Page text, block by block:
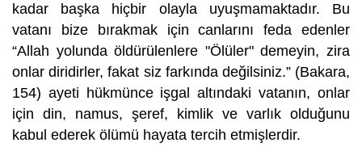
kadar başka hiçbir olayla uyuşmamaktadır. Bu
vatanı bize bırakmak için canlarını feda edenler
“Allah yolunda öldürülenlere "Ölüler" demeyin, zira
onlar diridirler, fakat siz farkında değilsiniz.” (Bakara,
154) ayeti hükmünce işgal altındaki vatanın, onlar
için din, namus, şeref, kimlik ve varlık olduğunu
kabul ederek ölümü hayata tercih etmişlerdir.